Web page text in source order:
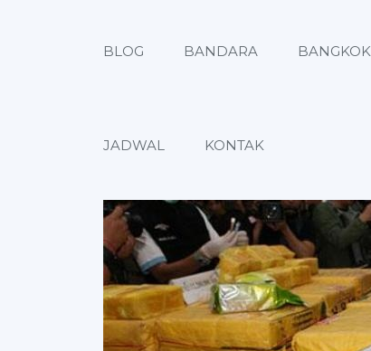
BLOG BANDARA BANGKOK
JADWAL KONTAK